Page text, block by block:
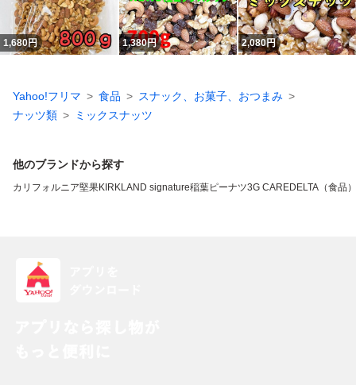
1,680円 1,380円 2,080円
Yahoo!フリマ 食品
スナック、お菓子、おつまみ
ナッツ類
ミックスナッツ
他のブランドから探す
カリフォルニア堅果KIRKLAND signature稲葉ピーナツ3G CAREDELTA（食品）